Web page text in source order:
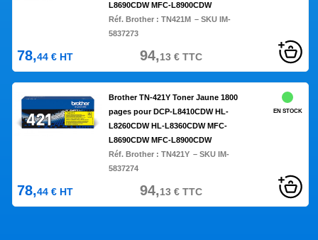
L8690CDW MFC-L8900CDW
Réf. Brother :TN421M – SKU IM-
5837273
78,44 € HT 94,13€TTC
Brother TN-421Y Toner Jaune 1800
pages pour DCP-L8410CDW HL-
L8260CDW HL-L8360CDW MFC-
L8690CDW MFC-L8900CDW
Réf. Brother :TN421Y – SKU IM-
5837274
EN STOCK
78,44 € HT 94,13€TTC